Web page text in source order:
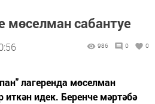
мөселман сабантуе
986 0 0
лагеренда мөселман
иткән идек. Беренче мәртәбә